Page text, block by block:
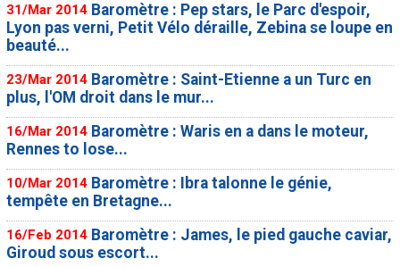
31/Mar 2014 Baromètre : Pep stars, le Parc d'espoir,
Lyon pas verni, Petit Vélo déraille, Zebina se loupe en
beauté...
23/Mar 2014 Baromètre : Saint-Etienne a un Turc en
plus, l'OM droit dans le mur...
16/Mar 2014 Baromètre : Waris en a dans le moteur,
Rennes to lose...
10/Mar 2014 Baromètre : Ibra talonne le génie,
tempête en Bretagne...
16/Feb 2014 Baromètre : James, le pied gauche caviar,
Giroud sous escort...